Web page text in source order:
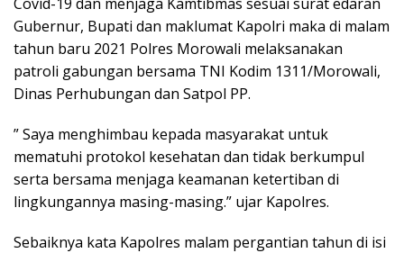
Gubernur, Bupati dan maklumat Kapolri maka di malam
tahun baru 2021 Polres Morowali melaksanakan
patroli gabungan bersama TNI Kodim 1311/Morowali,
Dinas Perhubungan dan Satpol PP.
” Saya menghimbau kepada masyarakat untuk
mematuhi protokol kesehatan dan tidak berkumpul
serta bersama menjaga keamanan ketertiban di
lingkungannya masing-masing.” ujar Kapolres.
Sebaiknya kata Kapolres malam pergantian tahun di isi